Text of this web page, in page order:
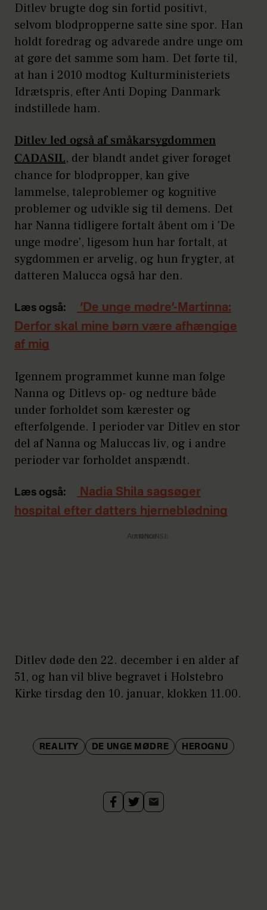
Ditlev brugte dog sin fortid positivt,
selvom blodpropperne satte sine spor. Han
holdt foredrag og advarede andre unge om
at gøre det samme som ham. Det førte til,
at han i 2010 modtog Kulturministeriets
Idrætspris, efter Anti Doping Danmark
indstillede ham.
Ditlev led også af småkarsygdommen
CADASIL, der blandt andet giver forøget
chance for blodpropper, kan give
lammelse, taleproblemer og kognitive
problemer og udvikle sig til demens. Det
har Nanna tidligere fortalt åbent om i 'De
unge mødre', ligesom hun har fortalt, at
sygdommen er arvelig, og hun frygter, at
datteren Malucca også har den.
Læs også:
‘De unge mødre’-Martinna:
Derfor skal mine børn være afhængige
af mig
Igennem programmet kunne man følge
Nanna og Ditlevs op- og nedture både
under forholdet som kærester og
efterfølgende. I perioder var Ditlev en stor
del af Nanna og Maluccas liv, og i andre
perioder var forholdet anspændt.
Læs også:
Nadia Shila sagsøger
hospital efter datters hjerneblødning
Annonce
Ditlev døde den 22. december i en alder af
51, og han vil blive begravet i Holstebro
Kirke tirsdag den 10. januar, klokken 11.00.
REALITY DE UNGE MØDRE HEROGNU